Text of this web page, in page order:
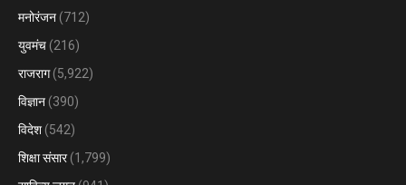
मनोरंजन (712)
युवमंच (216)
राजराग(5,922)
विज्ञान (390)
विदेश (542)
शिक्षा संसार(1,799)